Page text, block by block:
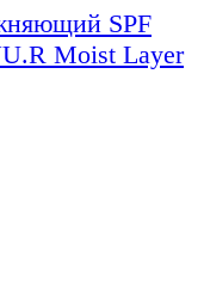
SPF
Moist Layer